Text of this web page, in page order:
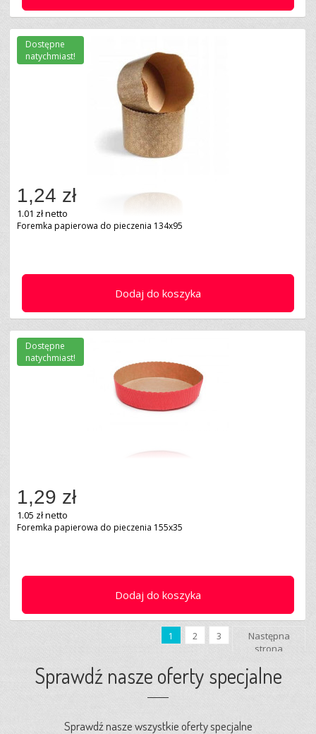
Dodaj do koszyka
1,24 zł
1.01 zł netto
Foremka papierowa do pieczenia 134x95
Dostępne
natychmiast!
Dodaj do koszyka
1,29 zł
1.05 zł netto
Foremka papierowa do pieczenia 155x35
Dostępne
natychmiast!
1 2 3
Następna
strona
Sprawdź nasze oferty specjalne
Sprawdź nasze wszystkie oferty specjalne